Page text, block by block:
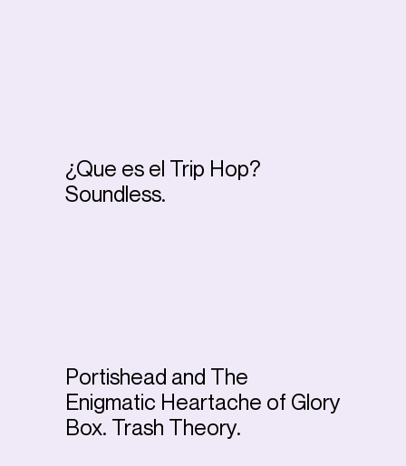
¿Que es el Trip Hop?
Soundless.
Portishead and The
Enigmatic Heartache of Glory
Box. Trash Theory.